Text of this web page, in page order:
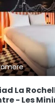
La
- Les